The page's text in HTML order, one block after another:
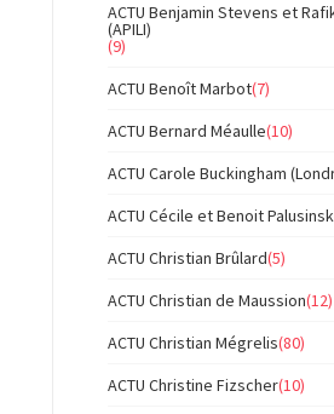
ACTU Benjamin Stevens et
(APILI)
(9)
ACTU Benoît Marbot(7)
ACTU Bernard Méaulle(10)
ACTU Carole Buckingham
ACTU Cécile et Benoit
ACTU Christian Brûlard(5)
ACTU Christian de Maussion(12)
ACTU Christian Mégrelis(80)
ACTU Christine Fizscher(10)